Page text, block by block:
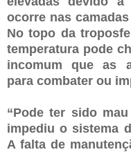
ocorre nas
No topo da
temperatura pode
incomum que as
para combater ou
“Pode ter sido
impediu o sistema
A falta de